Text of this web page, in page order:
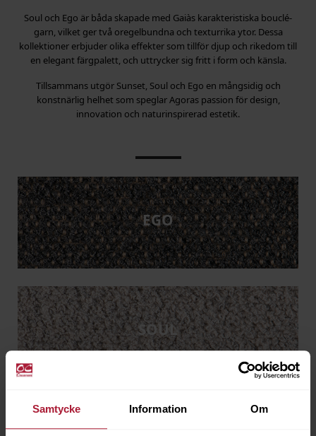
Samtycke Information Om
Soul och Ego är båda skapade med Gaiàs karakteristiska bouclé-
garn, vilket ger två oregelbundna och texturrika ytor. Dessa
kollektioner erbjuder olika effekter som tillför djup och rikedom till
en elegant färgpalett, och uttrycker sig fritt i form och känsla.
Tillsammans utgör Sunset, Soul och Ego en mångsidig och
konstnärlig helhet som speglar Agoras passion för design,
innovation och naturinspirerad estetik.
EGO
SOUL